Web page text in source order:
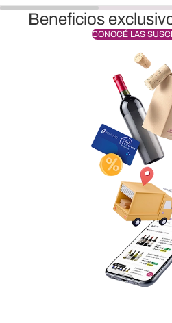
Beneficios
CONOCÉ LAS